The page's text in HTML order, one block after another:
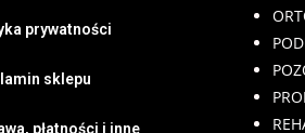
prywatności
sklepu
płatności i inne